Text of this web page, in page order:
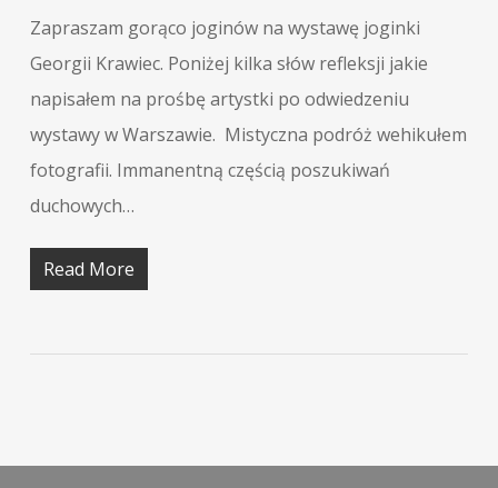
Zapraszam gorąco joginów na wystawę joginki
Georgii Krawiec. Poniżej kilka słów refleksji jakie
napisałem na prośbę artystki po odwiedzeniu
wystawy w Warszawie. Mistyczna podróż wehikułem
fotografii. Immanentną częścią poszukiwań
duchowych…
Read More